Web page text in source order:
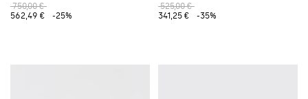
750,00 €
562,49 €
-25%
525,00 €
341,25 €
-35%